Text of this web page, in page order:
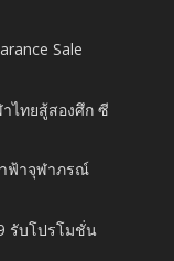
Sale
ไทยสู้สองศึก ซี
าฟ้าจุฬาภรณ์
รับโปรโมชั่น